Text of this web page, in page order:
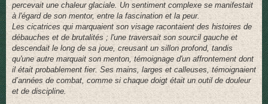
percevait une chaleur glaciale. Un sentiment complexe se manifestait
à l'égard de son mentor, entre la fascination et la peur.
Les cicatrices qui marquaient son visage racontaient des histoires de
débauches et de brutalités ; l'une traversait son sourcil gauche et
descendait le long de sa joue, creusant un sillon profond, tandis
qu'une autre marquait son menton, témoignage d'un affrontement dont
il était probablement fier. Ses mains, larges et calleuses, témoignaient
d’années de combat, comme si chaque doigt était un outil de douleur
et de discipline.